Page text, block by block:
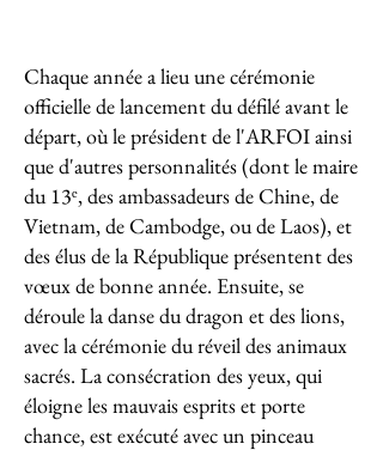
Chaque année a lieu une cérémonie
officielle de lancement du défilé avant le
départ, où le président de l'ARFOI ainsi
que d'autres personnalités (dont le maire
du 13ᵉ, des ambassadeurs de Chine, de
Vietnam, de Cambodge, ou de Laos), et
des élus de la République présentent des
vœux de bonne année. Ensuite, se
déroule la danse du dragon et des lions,
avec la cérémonie du réveil des animaux
sacrés. La consécration des yeux, qui
éloigne les mauvais esprits et porte
chance, est exécuté avec un pinceau